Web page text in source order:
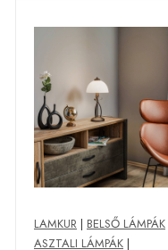
LAMKUR | BELSŐ LÁMPÁK
ASZTALI LÁMPÁK |